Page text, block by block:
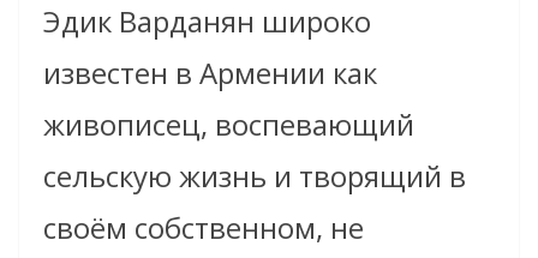
Эдик Варданян широко
известен в Армении как
живописец, воспевающий
сельскую жизнь и творящий в
своём собственном, не